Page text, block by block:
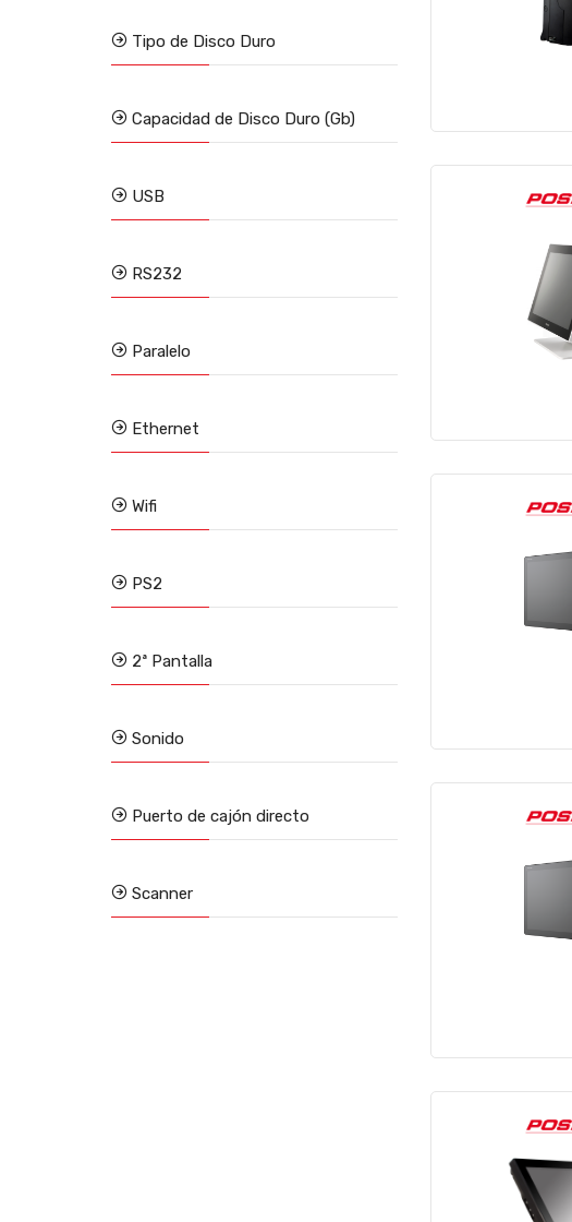
Tipo de Disco Duro
Capacidad de Disco Duro (Gb)
USB
RS232
Paralelo
Ethernet
Wifi
PS2
2ª Pantalla
Sonido
Puerto de cajón directo
Scanner